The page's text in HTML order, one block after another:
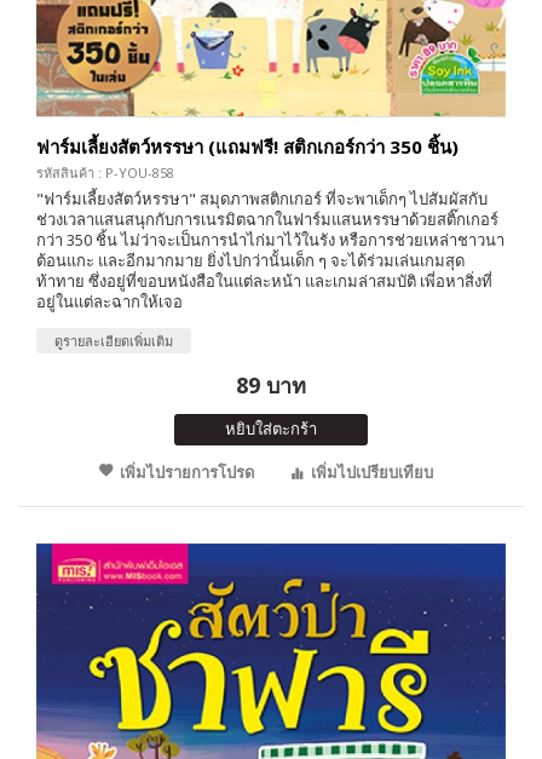
ฟาร์มเลี้ยงสัตว์หรรษา (แถมฟรี! สติกเกอร์กว่า 350 ชิ้น)
รหัสสินค้า : P-YOU-858
"ฟาร์มเลี้ยงสัตว์หรรษา" สมุดภาพสติกเกอร์ ที่จะพาเด็กๆ ไปสัมผัสกับ
ช่วงเวลาแสนสนุกกับการเนรมิตฉากในฟาร์มแสนหรรษาด้วยสติ๊กเกอร์
กว่า 350 ชิ้น ไม่ว่าจะเป็นการนำไก่มาไว้ในรัง หรือการช่วยเหล่าชาวนา
ต้อนแกะ และอีกมากมาย ยิ่งไปกว่านั้นเด็ก ๆ จะได้ร่วมเล่นเกมสุด
ท้าทาย ซึ่งอยู่ที่ขอบหนังสือในแต่ละหน้า และเกมล่าสมบัติ เพี่อหาสิ่งที่
อยู่ในแต่ละฉากให้เจอ
ดูรายละเอียดเพิ่มเติม
89 บาท
หยิบใส่ตะกร้า
เพิ่มไปรายการโปรด
เพิ่มไปเปรียบเทียบ